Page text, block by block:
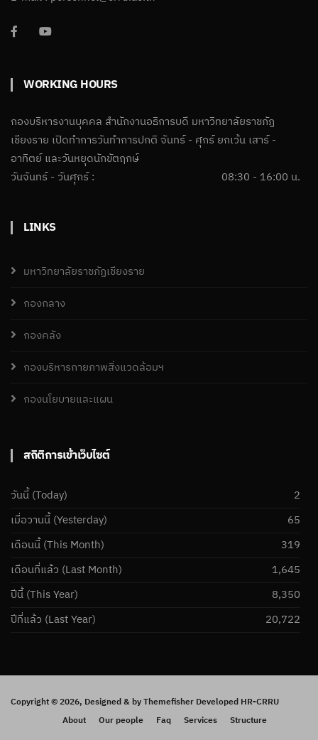
WORKING HOURS
กองบริหารงานบุคคล สำนักงานอธิการบดี มหาวิทยาลัยราชภัฏ
เชียงราย เปิดทำการวันทำการปกติ จันทร์ - ศุกร์ ยกเว้น เสาร์ -
อาทิตย์ และวันหยุดนักขัตฤกษ์
วันจันทร์ - วันศุกร์ :
08:30 - 16:00 น.
LINKS
มหาวิทยาลัยราชภัฏเชียงราย
กองกลาง
กองคลัง
กองบริหารกายภาพสิ่งแวดล้อมฯ
กองนโยบายและแผน
สถิติการเข้าเว็บไซต์
วันนี้ (Today)
2
เมื่อวานนี้ (Yesterday)
65
เดือนนี้ (This Month)
319
เดือนที่แล้ว (Last Month)
1,645
ปีนี้ (This Year)
8,350
ปีที่แล้ว (Last Year)
20,722
Copyright ©2026, Designed & byThemefisher Developed HR-CRRU
About
Our people Faq Services Structure